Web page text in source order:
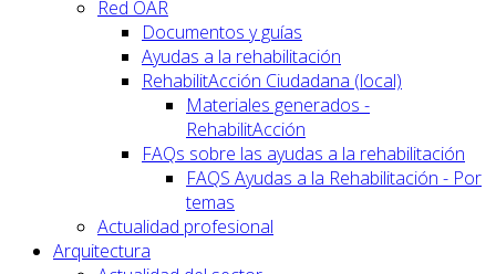
Red OAR
Documentos y guías
Ayudas a la rehabilitación
RehabilitAcción Ciudadana (local)
Materiales generados -
RehabilitAcción
FAQs sobre las ayudas a la rehabilitación
FAQS Ayudas a la Rehabilitación - Por
temas
Actualidad profesional
Arquitectura